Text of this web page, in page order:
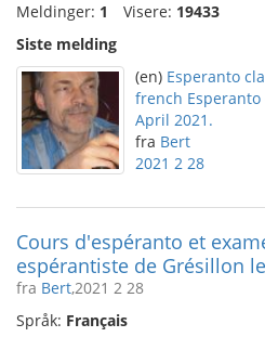
Meldinger: 1 Visere: 19433
Siste melding
(en) Esperanto
french
April 2021.
fra Bert
2021 2 28
Cours d'espéranto et
espérantiste de Grésillon
fra Bert,2021 2 28
Språk: Français